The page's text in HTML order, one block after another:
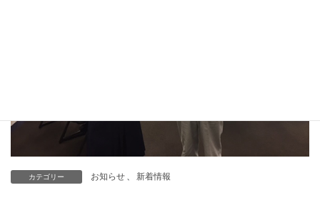
カテゴリー お知らせ 、 新着情報